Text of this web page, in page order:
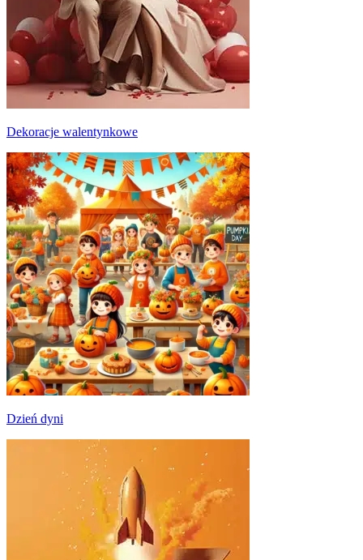
Dekoracje walentynkowe
Dzień dyni